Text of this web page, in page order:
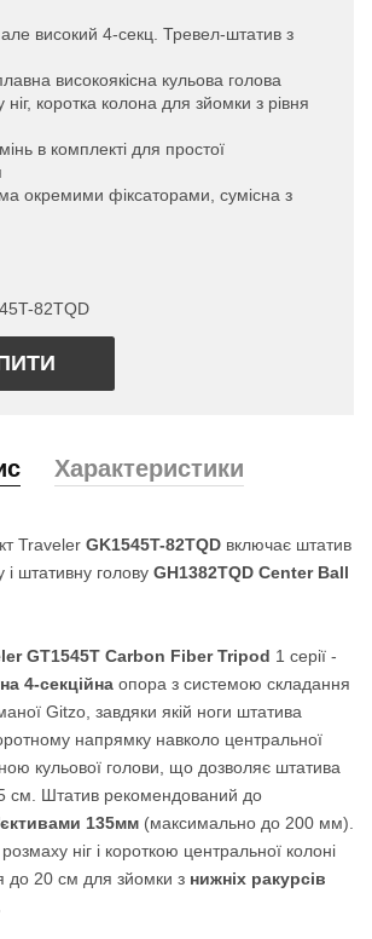
високий 4-секц. Тревел-штатив з
високоякісна кульова голова
ніг, коротка колона для зйомки з рівня
в комплекті для простої
окремими фіксаторами, сумісна з
82TQD
Характеристики
Traveler GK1545T-82TQD включає штатив
і штативну голову GH1382TQD Center Ball
GT1545T Carbon Fiber Tripod 1 серії -
4-секційна опора з системою складання
Gitzo, завдяки якій ноги штатива
напрямку навколо центральної
кульової голови, що дозволяє штатива
см. Штатив рекомендований до
135мм (максимально до 200 мм).
ніг і короткою центральної колоні
до 20 см для зйомки з нижніх ракурсів